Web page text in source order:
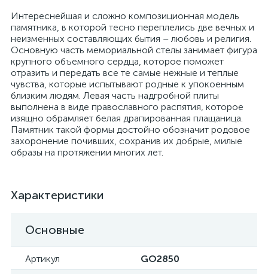
Интереснейшая и сложно композиционная модель
памятника, в которой тесно переплелись две вечных и
неизменных составляющих бытия – любовь и религия.
Основную часть мемориальной стелы занимает фигура
крупного объемного сердца, которое поможет
отразить и передать все те самые нежные и теплые
чувства, которые испытывают родные к упокоенным
близким людям. Левая часть надгробной плиты
выполнена в виде православного распятия, которое
изящно обрамляет белая драпированная плащаница.
Памятник такой формы достойно обозначит родовое
захоронение почивших, сохранив их добрые, милые
образы на протяжении многих лет.
Характеристики
Основные
Артикул GO2850